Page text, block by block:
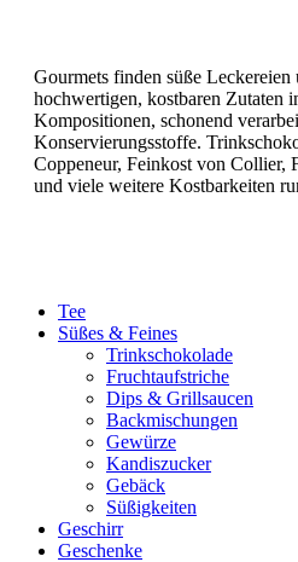
Gourmets finden süße
hochwertigen, kostbaren Zutaten
Kompositionen, schonend
Konservierungsstoffe.
Coppeneur, Feinkost von Collier,
und viele weitere Kostbarkeiten
Tee
Süßes & Feines
Trinkschokolade
Fruchtaufstriche
Dips & Grillsaucen
Backmischungen
Gewürze
Kandiszucker
Gebäck
Süßigkeiten
Geschirr
Geschenke